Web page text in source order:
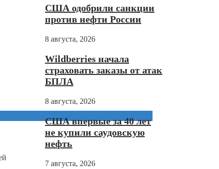
США одобрили санкции
против нефти России
8 августа, 2026
Wildberries начала
страховать заказы от атак
БПЛА
8 августа, 2026
США впервые за 40 лет
не купили саудовскую
нефть
7 августа, 2026